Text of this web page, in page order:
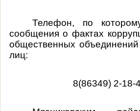
Телефон, по
сообщения о фактах
общественных
лиц:
8(86349) 2-18-